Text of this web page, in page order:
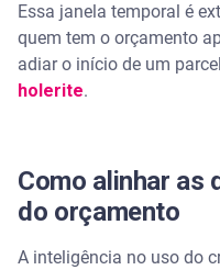
Essa janela temporal é
quem tem o orçamento
adiar o início de um
holerite.
Como alinhar as
do orçamento
A inteligência no uso do